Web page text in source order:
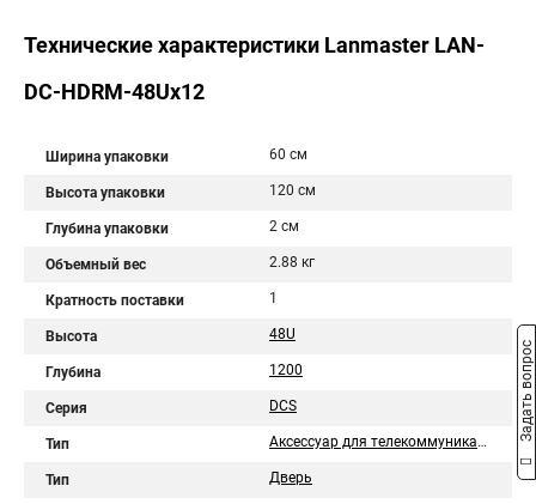
Технические характеристики Lanmaster LAN-
DC-HDRM-48Ux12
Ширина упаковки 60 см
Высота упаковки 120 см
Глубина упаковки 2 см
Объемный вес 2.88 кг
Кратность поставки 1
Высота 48U
Глубина 1200
Серия DCS
Тип Аксессуар для телекоммуникационного шкафа
Тип Дверь
Задать вопрос